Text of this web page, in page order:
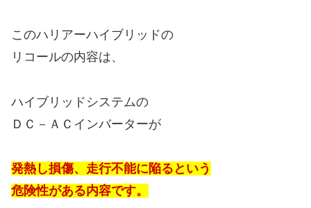
このハリアーハイブリッドの
リコールの内容は、
ハイブリッドシステムの
ＤＣ－ＡＣインバーターが
発熱し損傷、走行不能に陥るという
危険性がある内容です。